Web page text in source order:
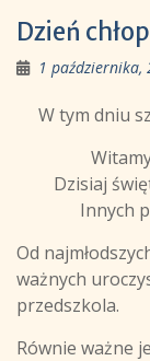
Dzień
1 października,
W tym dniu
Dzisiaj
Innych
Od
ważnych
przedszkola.
Równie ważne